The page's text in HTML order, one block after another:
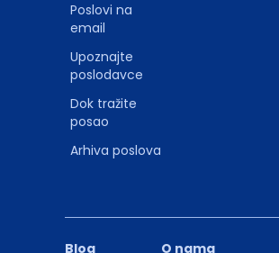
Blog O nama
Poslovi na
email
Upoznajte
poslodavce
Dok tražite
posao
Arhiva poslova